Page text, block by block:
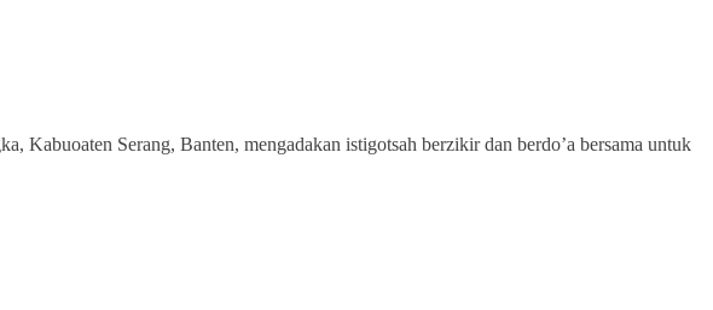
Kabuoaten Serang, Banten, mengadakan istigotsah berzikir dan berdo’a bersama untuk